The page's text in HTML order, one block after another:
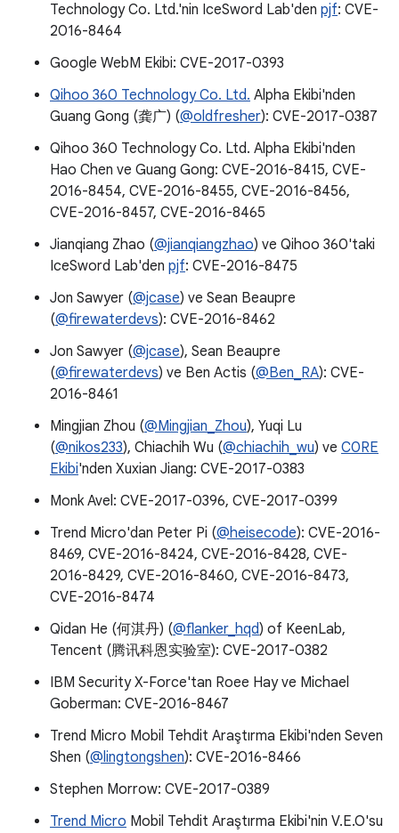
Technology Co. Ltd.'nin IceSword Lab'den pjf: CVE-
2016-8464
Google WebM Ekibi: CVE-2017-0393
Qihoo 360 Technology Co. Ltd. Alpha Ekibi'nden
Guang Gong (龚广) (@oldfresher): CVE-2017-0387
Qihoo 360 Technology Co. Ltd. Alpha Ekibi'nden
Hao Chen ve Guang Gong: CVE-2016-8415, CVE-
2016-8454, CVE-2016-8455, CVE-2016-8456,
CVE-2016-8457, CVE-2016-8465
Jianqiang Zhao (@jianqiangzhao) ve Qihoo 360'taki
IceSword Lab'den pjf: CVE-2016-8475
Jon Sawyer (@jcase) ve Sean Beaupre
(@firewaterdevs): CVE-2016-8462
Jon Sawyer (@jcase), Sean Beaupre
(@firewaterdevs) ve Ben Actis (@Ben_RA): CVE-
2016-8461
Mingjian Zhou (@Mingjian_Zhou), Yuqi Lu
(@nikos233), Chiachih Wu (@chiachih_wu) ve C0RE
Ekibi'nden Xuxian Jiang: CVE-2017-0383
Monk Avel: CVE-2017-0396, CVE-2017-0399
Trend Micro'dan Peter Pi (@heisecode): CVE-2016-
8469, CVE-2016-8424, CVE-2016-8428, CVE-
2016-8429, CVE-2016-8460, CVE-2016-8473,
CVE-2016-8474
Qidan He (何淇丹) (@flanker_hqd) of KeenLab,
Tencent (腾讯科恩实验室): CVE-2017-0382
IBM Security X-Force'tan Roee Hay ve Michael
Goberman: CVE-2016-8467
Trend Micro Mobil Tehdit Araştırma Ekibi'nden Seven
Shen (@lingtongshen): CVE-2016-8466
Stephen Morrow: CVE-2017-0389
Trend Micro Mobil Tehdit Araştırma Ekibi'nin V.E.O'su